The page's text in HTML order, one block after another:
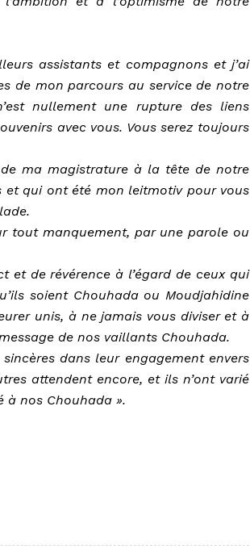
assistants et compagnons et j’ai
de mon parcours au service de notre
nullement une rupture des liens
avec vous. Vous serez toujours
ma magistrature à la tête de notre
et qui ont été mon leitmotiv pour vous
tout manquement, par une parole ou
et de révérence à l’égard de ceux qui
soient Chouhada ou Moudjahidine
unis, à ne jamais vous diviser et à
de nos vaillants Chouhada.
dans leur engagement envers
attendent encore, et ils n’ont varié
à nos Chouhada ».